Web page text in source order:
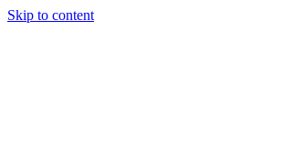
Skip to content